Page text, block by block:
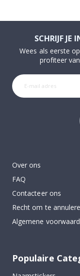
SCHRIJF JE
Wees als eerste
profiteer
Over ons
FAQ
Contacteer ons
Recht om te
Algemene
Populaire